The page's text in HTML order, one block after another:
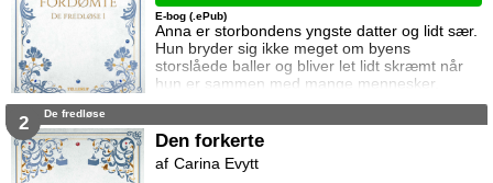
Anna er storbondens yngste datter og lidt sær.
Hun bryder sig ikke meget om byens
storslåede baller og bliver let lidt skræmt når
hun er sammen med mange mennesker.
Rham er tater og tæt på vanvittig. Han er
om sine egne ældre eller de magtfulde hvide.
sig ikke meget om andre mennesker. Han
E-bog (.ePub)
2 De fredløse
Den forkerte
Carina Evytt